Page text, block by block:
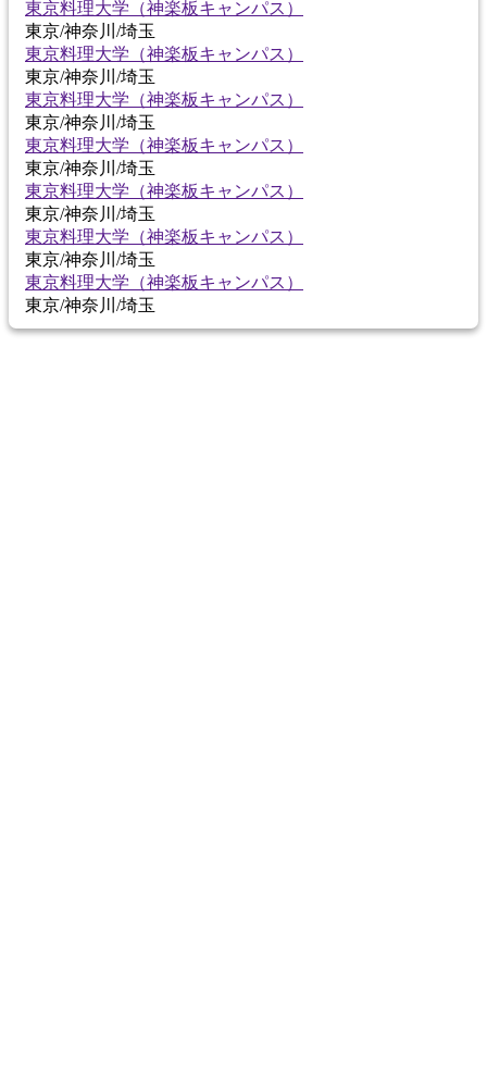
東京料理大学（神楽板キャンパス）
東京/神奈川/埼玉
東京料理大学（神楽板キャンパス）
東京/神奈川/埼玉
東京料理大学（神楽板キャンパス）
東京/神奈川/埼玉
東京料理大学（神楽板キャンパス）
東京/神奈川/埼玉
東京料理大学（神楽板キャンパス）
東京/神奈川/埼玉
東京料理大学（神楽板キャンパス）
東京/神奈川/埼玉
東京料理大学（神楽板キャンパス）
東京/神奈川/埼玉